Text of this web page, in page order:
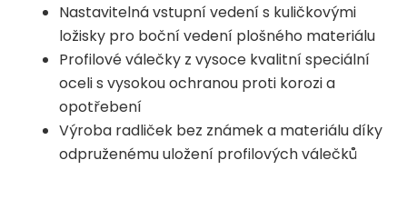
Nastavitelná vstupní vedení s kuličkovými
ložisky pro boční vedení plošného materiálu
Profilové válečky z vysoce kvalitní speciální
oceli s vysokou ochranou proti korozi a
opotřebení
Výroba radliček bez známek a materiálu díky
odpruženému uložení profilových válečků